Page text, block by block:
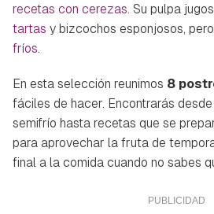
recetas con cerezas. Su pulpa
tartas y bizcochos esponjosos,
fríos.
En esta selección reunimos 8
fáciles de hacer. Encontrarás
semifrío hasta recetas que se
para aprovechar la fruta de
final a la comida cuando no sabes